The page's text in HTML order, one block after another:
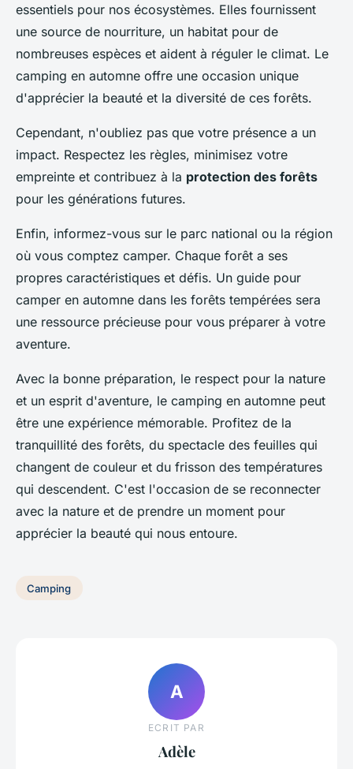
essentiels pour nos écosystèmes. Elles fournissent
une source de nourriture, un habitat pour de
nombreuses espèces et aident à réguler le climat. Le
camping en automne offre une occasion unique
d'apprécier la beauté et la diversité de ces forêts.
Cependant, n'oubliez pas que votre présence a un
impact. Respectez les règles, minimisez votre
empreinte et contribuez à la protection des forêts
pour les générations futures.
Enfin, informez-vous sur le parc national ou la région
où vous comptez camper. Chaque forêt a ses
propres caractéristiques et défis. Un guide pour
camper en automne dans les forêts tempérées sera
une ressource précieuse pour vous préparer à votre
aventure.
Avec la bonne préparation, le respect pour la nature
et un esprit d'aventure, le camping en automne peut
être une expérience mémorable. Profitez de la
tranquillité des forêts, du spectacle des feuilles qui
changent de couleur et du frisson des températures
qui descendent. C'est l'occasion de se reconnecter
avec la nature et de prendre un moment pour
apprécier la beauté qui nous entoure.
Camping
A
ECRIT PAR
Adèle